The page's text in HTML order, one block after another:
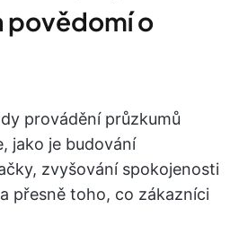
povědomí o
provádění průzkumů
jako je budování
zvyšování spokojenosti
přesně toho, co zákazníci